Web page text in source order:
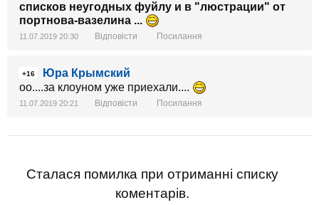
списков неугодных фуйлу и в "люстрации" от
портнова-вазелина ...
11.07.2019 20:30 Відповісти Посилання
+16
Юра Крымский
оо....за клоуном уже приехали....
11.07.2019 20:21 Відповісти Посилання
Сталася помилка при отриманні списку
коментарів.